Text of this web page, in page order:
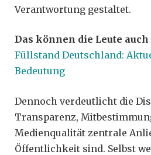
Verantwortung gestaltet.
Das können die Leute
Füllstand Deutschland:
Bedeutung
Dennoch verdeutlicht die
Transparenz,
Medienqualität zentrale
Öffentlichkeit sind. Selbst